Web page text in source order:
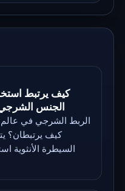
كيف يرتبط
الجنس الشرجي
الربط الشرجي في عالم
كيف يرتبطان؟
السيطرة الأنثوية